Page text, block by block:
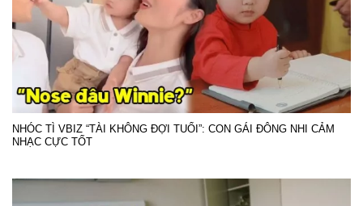
NHÓC TÌ VBIZ “TÀI KHÔNG ĐỢI TUỔI”: CON GÁI ĐÔNG NHI CẢM
NHẠC CỰC TỐT